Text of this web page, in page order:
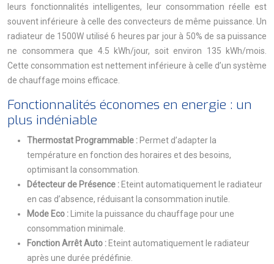
leurs fonctionnalités intelligentes, leur consommation réelle est
souvent inférieure à celle des convecteurs de même puissance. Un
radiateur de 1500W utilisé 6 heures par jour à 50% de sa puissance
ne consommera que 4.5 kWh/jour, soit environ 135 kWh/mois.
Cette consommation est nettement inférieure à celle d’un système
de chauffage moins efficace.
Fonctionnalités économes en energie : un
plus indéniable
Thermostat Programmable : Permet d’adapter la
température en fonction des horaires et des besoins,
optimisant la consommation.
Détecteur de Présence : Eteint automatiquement le radiateur
en cas d’absence, réduisant la consommation inutile.
Mode Eco :
Limite la puissance du chauffage pour une
consommation minimale.
Fonction Arrêt Auto : Eteint automatiquement le radiateur
après une durée prédéfinie.